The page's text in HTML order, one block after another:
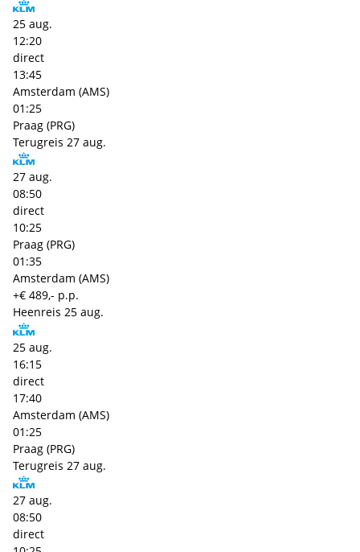
25 aug.
12:20
direct
13:45
Amsterdam (AMS)
01:25
Praag (PRG)
Terugreis 27 aug.
27 aug.
08:50
direct
10:25
Praag (PRG)
01:35
Amsterdam (AMS)
+€ 489,- p.p.
Heenreis 25 aug.
25 aug.
16:15
direct
17:40
Amsterdam (AMS)
01:25
Praag (PRG)
Terugreis 27 aug.
27 aug.
08:50
direct